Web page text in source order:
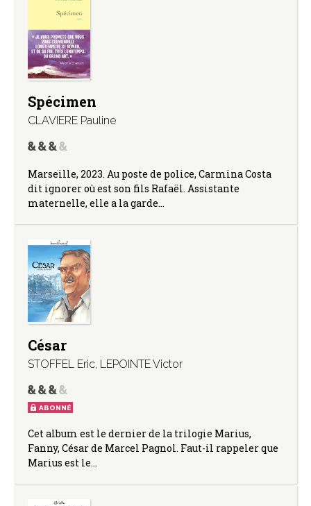
Spécimen
CLAVIERE Pauline
Marseille, 2023. Au poste de police, Carmina Costa
dit ignorer où est son fils Rafaël. Assistante
maternelle, elle a la garde…
César
STOFFEL Eric, LEPOINTE Victor
ABONNÉ
Cet album est le dernier de la trilogie Marius,
Fanny, César de Marcel Pagnol. Faut-il rappeler que
Marius est le…